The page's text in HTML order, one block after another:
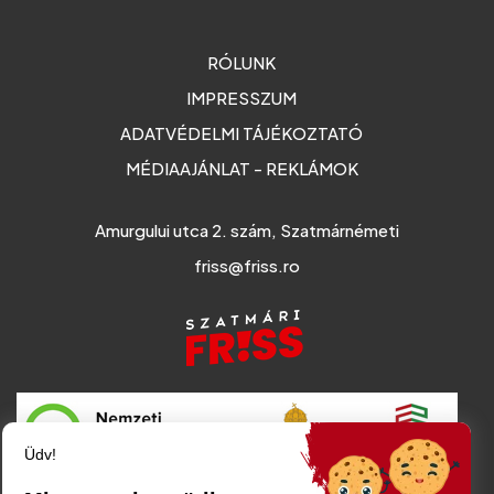
RÓLUNK
IMPRESSZUM
ADATVÉDELMI TÁJÉKOZTATÓ
MÉDIAAJÁNLAT - REKLÁMOK
Amurgului utca 2. szám, Szatmárnémeti
friss@friss.ro
Üdv!